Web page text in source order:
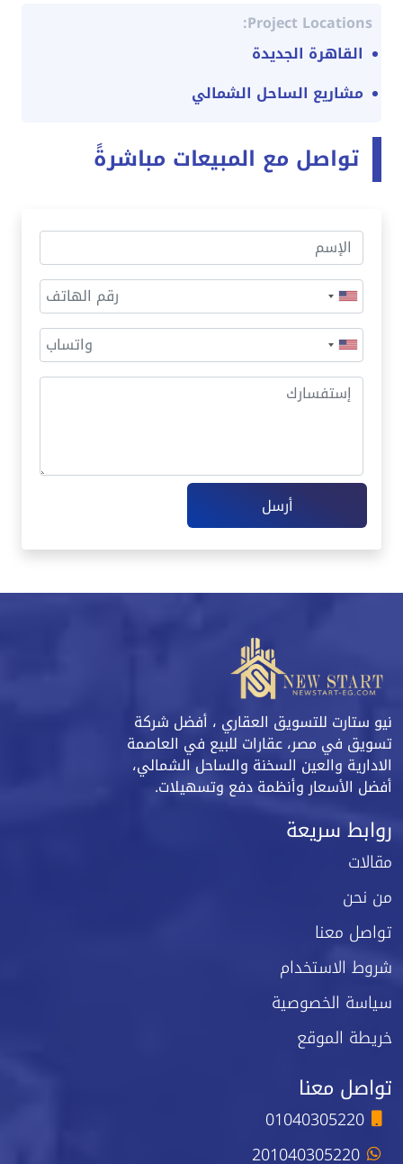
Project Locations:
القاهرة الجديدة
مشاريع الساحل الشمالي
تواصل مع المبيعات مباشرةً
أرسل
نيو ستارت للتسويق العقاري ، أفضل شركة
تسويق في مصر، عقارات للبيع في العاصمة
الادارية والعين السخنة والساحل الشمالي،
أفضل الأسعار وأنظمة دفع وتسهيلات.
روابط سريعة
مقالات
من نحن
تواصل معنا
شروط الاستخدام
سياسة الخصوصية
خريطة الموقع
تواصل معنا
01040305220
201040305220